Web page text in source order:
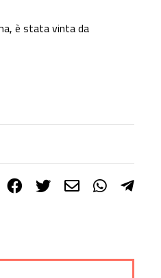
è stata vinta da